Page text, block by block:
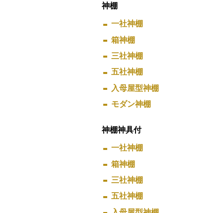
神棚
一社神棚
箱神棚
三社神棚
五社神棚
入母屋型神棚
モダン神棚
神棚神具付
一社神棚
箱神棚
三社神棚
五社神棚